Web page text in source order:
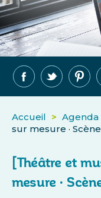
Accueil > Agenda
sur mesure ·
[Théâtre et
mesure ·